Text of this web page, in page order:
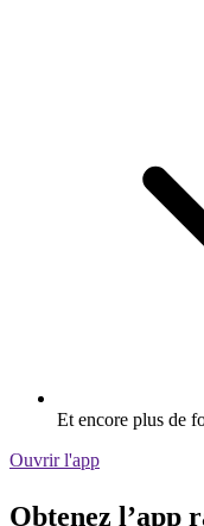
Et encore plus de
Ouvrir l'app
Obtenez